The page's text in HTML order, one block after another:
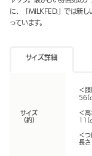
に、「MILKFED.」では新し
っています。
サイズ詳細
サイズ
（約）
＜頭
＜高
＜つ
長